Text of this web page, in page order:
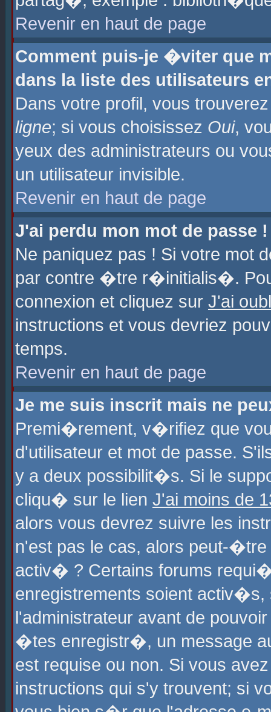
Revenir en haut de page
Comment puis-je �viter que
dans la liste des utilisateurs
Dans votre profil, vous
ligne; si vous choisissez Oui,
yeux des administrateurs ou
un utilisateur invisible.
Revenir en haut de page
J'ai perdu mon mot de passe !
Ne paniquez pas ! Si votre
par contre �tre r�initialis�.
connexion et cliquez sur J'ai
instructions et vous devriez
temps.
Revenir en haut de page
Je me suis inscrit mais ne
Premi�rement, v�rifiez que
d'utilisateur et mot de passe.
y a deux possibilit�s. Si le
cliqu� sur le lien J'ai moins de
alors vous devrez suivre les
n'est pas le cas, alors peut-
activ� ? Certains forums
enregistrements soient
l'administrateur avant de
�tes enregistr�, un message
est requise ou non. Si vous
instructions qui s'y trouvent; si